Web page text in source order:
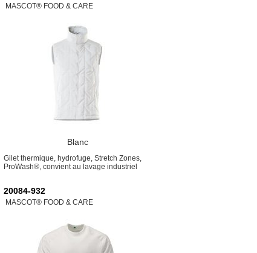
MASCOT® FOOD & CARE
Blanc
Gilet thermique, hydrofuge, Stretch Zones,
ProWash®, convient au lavage industriel
20084-932
MASCOT® FOOD & CARE